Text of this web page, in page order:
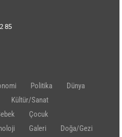
85
Politika
Dünya
Kültür/Sanat
Çocuk
Galeri
Doğa/Gezi